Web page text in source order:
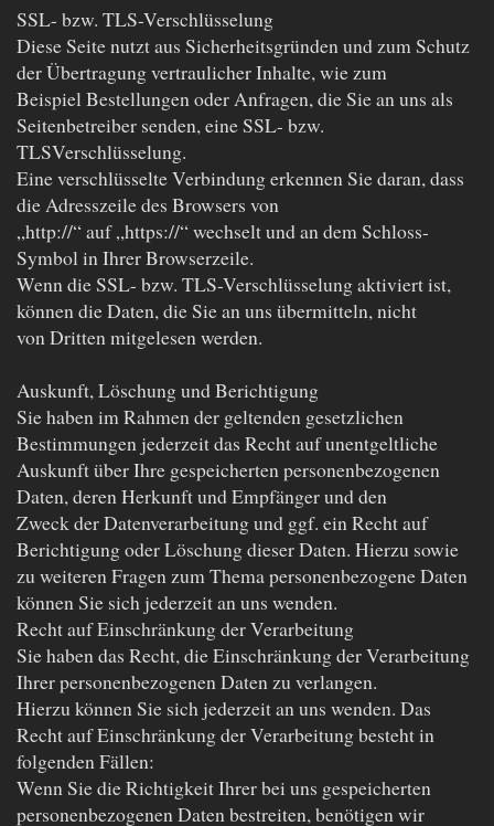
SSL- bzw. TLS-Verschlüsselung
Diese Seite nutzt aus Sicherheitsgründen und zum Schutz
der Übertragung vertraulicher Inhalte, wie zum
Beispiel Bestellungen oder Anfragen, die Sie an uns als
Seitenbetreiber senden, eine SSL- bzw.
TLSVerschlüsselung.
Eine verschlüsselte Verbindung erkennen Sie daran, dass
die Adresszeile des Browsers von
„http://“ auf „https://“ wechselt und an dem Schloss-
Symbol in Ihrer Browserzeile.
Wenn die SSL- bzw. TLS-Verschlüsselung aktiviert ist,
können die Daten, die Sie an uns übermitteln, nicht
von Dritten mitgelesen werden.
Auskunft, Löschung und Berichtigung
Sie haben im Rahmen der geltenden gesetzlichen
Bestimmungen jederzeit das Recht auf unentgeltliche
Auskunft über Ihre gespeicherten personenbezogenen
Daten, deren Herkunft und Empfänger und den
Zweck der Datenverarbeitung und ggf. ein Recht auf
Berichtigung oder Löschung dieser Daten. Hierzu sowie
zu weiteren Fragen zum Thema personenbezogene Daten
können Sie sich jederzeit an uns wenden.
Recht auf Einschränkung der Verarbeitung
Sie haben das Recht, die Einschränkung der Verarbeitung
Ihrer personenbezogenen Daten zu verlangen.
Hierzu können Sie sich jederzeit an uns wenden. Das
Recht auf Einschränkung der Verarbeitung besteht in
folgenden Fällen:
Wenn Sie die Richtigkeit Ihrer bei uns gespeicherten
personenbezogenen Daten bestreiten, benötigen wir